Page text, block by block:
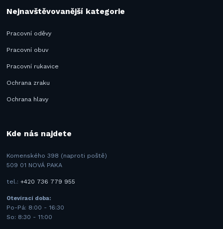
Nejnavštěvovanější kategorie
Pracovní oděvy
Pracovní obuv
Pracovní rukavice
Ochrana zraku
Ochrana hlavy
Kde nás najdete
Komenského 398 (naproti poště)
509 01 NOVÁ PAKA
tel.:+420 736 779 955
Otevírací doba:
Po-Pá: 8:00 - 16:30
So: 8:30 - 11:00